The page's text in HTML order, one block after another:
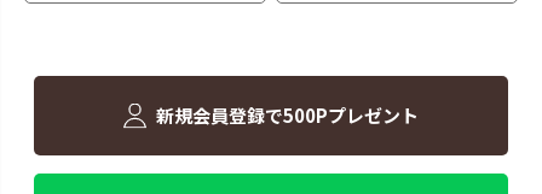
新規会員登録で500Pプレゼント